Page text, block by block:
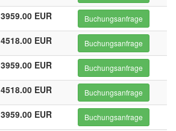
3959.00 EUR Buchungsanfrage
4518.00 EUR Buchungsanfrage
3959.00 EUR Buchungsanfrage
4518.00 EUR Buchungsanfrage
3959.00 EUR Buchungsanfrage